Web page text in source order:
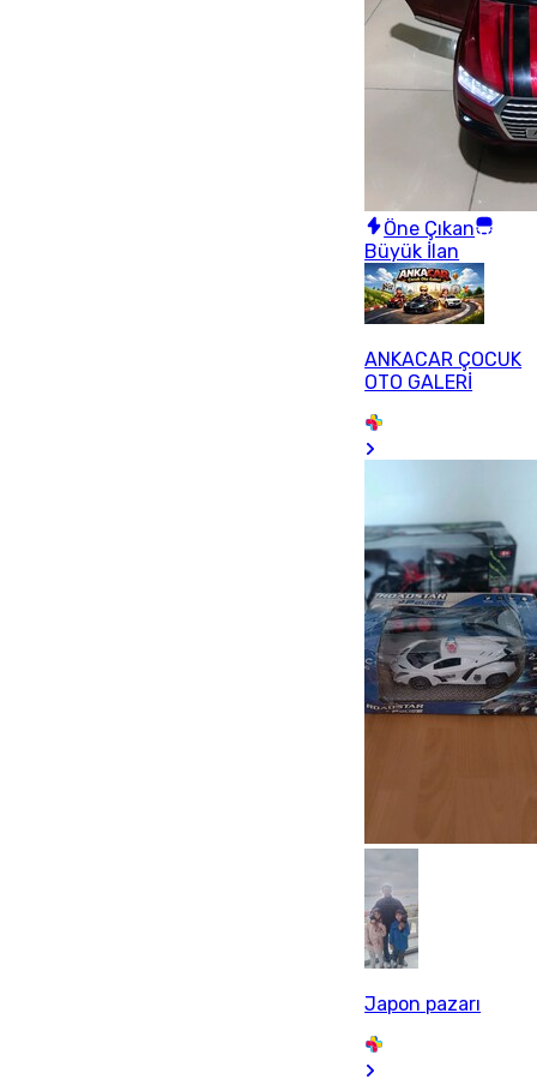
Öne Çıkan
Büyük İlan
ANKACAR ÇOCUK
OTO GALERİ
Japon pazarı